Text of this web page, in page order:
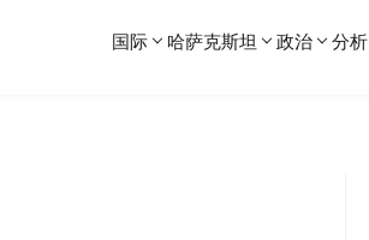
国际 哈萨克斯坦 政治 分析